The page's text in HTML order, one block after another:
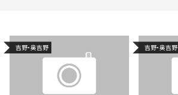
吉野・奥吉野 吉野・奥吉野